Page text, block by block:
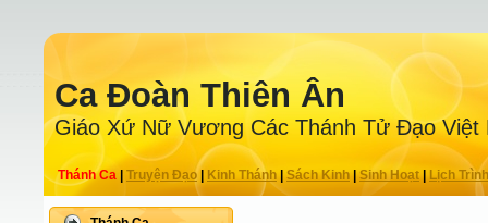
Ca Ðoàn Thiên Ân
Giáo Xứ Nữ Vương Các Thánh Tử Ðạo Việt
Thánh Ca Truyện Ðạo| Kinh Thánh Sách Kinh|Sinh Hoạt| Lịch Trình